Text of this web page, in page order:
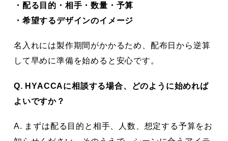
・配る目的・相手・数量・予算
・希望するデザインのイメージ
名入れには製作期間がかかるため、配布日から逆算
して早めに準備を始めると安心です。
Q. HYACCAに相談する場合、どのように始めれば
よいですか？
A. まずは配る目的と相手、人数、想定する予算をお